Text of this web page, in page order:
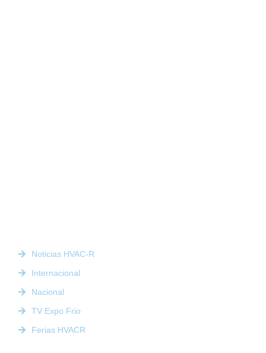
Noticias HVAC-R
Internacional
Nacional
TV Expo Frio
Ferias HVACR